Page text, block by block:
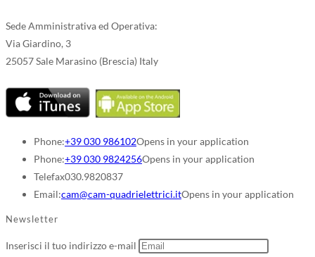
Sede Amministrativa ed Operativa:
Via Giardino, 3
25057 Sale Marasino (Brescia) Italy
Phone:+39 030 986102Opens in your application
Phone:+39 030 9824256Opens in your application
Telefax030.9820837
Email:cam@cam-quadrielettrici.itOpens in your application
Newsletter
Inserisci il tuo indirizzo e-mail